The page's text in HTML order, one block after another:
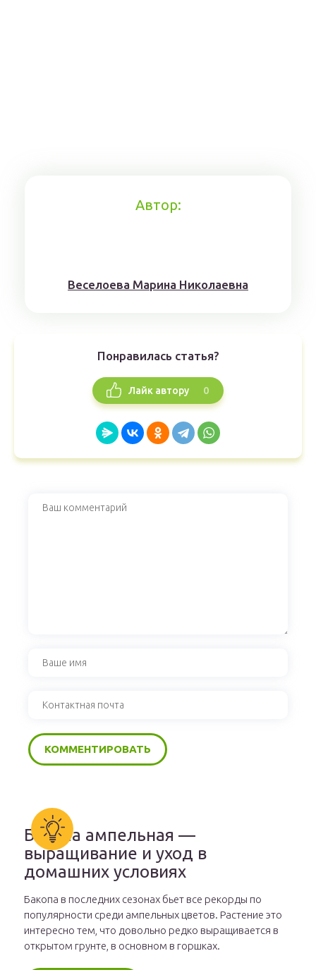
Автор:
Веселоева Марина Николаевна
Понравилась статья?
Лайк автору 0
Бакопа ампельная —
выращивание и уход в
домашних условиях
Бакопа в последних сезонах бьет все рекорды по
популярности среди ампельных цветов. Растение это
интересно тем, что довольно редко выращивается в
открытом грунте, в основном в горшках.